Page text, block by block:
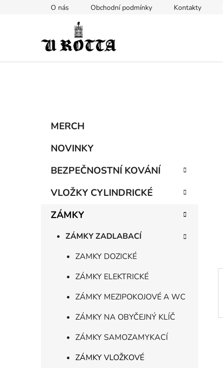
O nás Obchodní podmínky Kontakty
Přeskočit
kategorie
MERCH
NOVINKY
BEZPEČNOSTNÍ KOVÁNÍ
VLOŽKY CYLINDRICKÉ
ZÁMKY
ZÁMKY ZADLABACÍ
ZAMKY DOZICKÉ
ZÁMKY ELEKTRICKÉ
ZÁMKY MEZIPOKOJOVÉ A WC
ZÁMKY NA OBYČEJNÝ KLÍČ
ZÁMKY SAMOZAMYKACÍ
ZÁMKY VLOŽKOVÉ